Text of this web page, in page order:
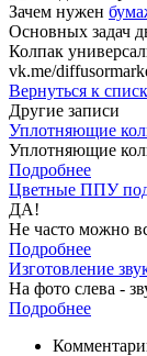
Зачем нужен
Основных задач
Колпак
vk.me/
Вернуться к
Другие записи
Уплотняющие
Уплотняющие
Подробнее
Цветные ППУ
ДА!
Не часто можно
Подробнее
Изготовление
На фото слева -
Подробнее